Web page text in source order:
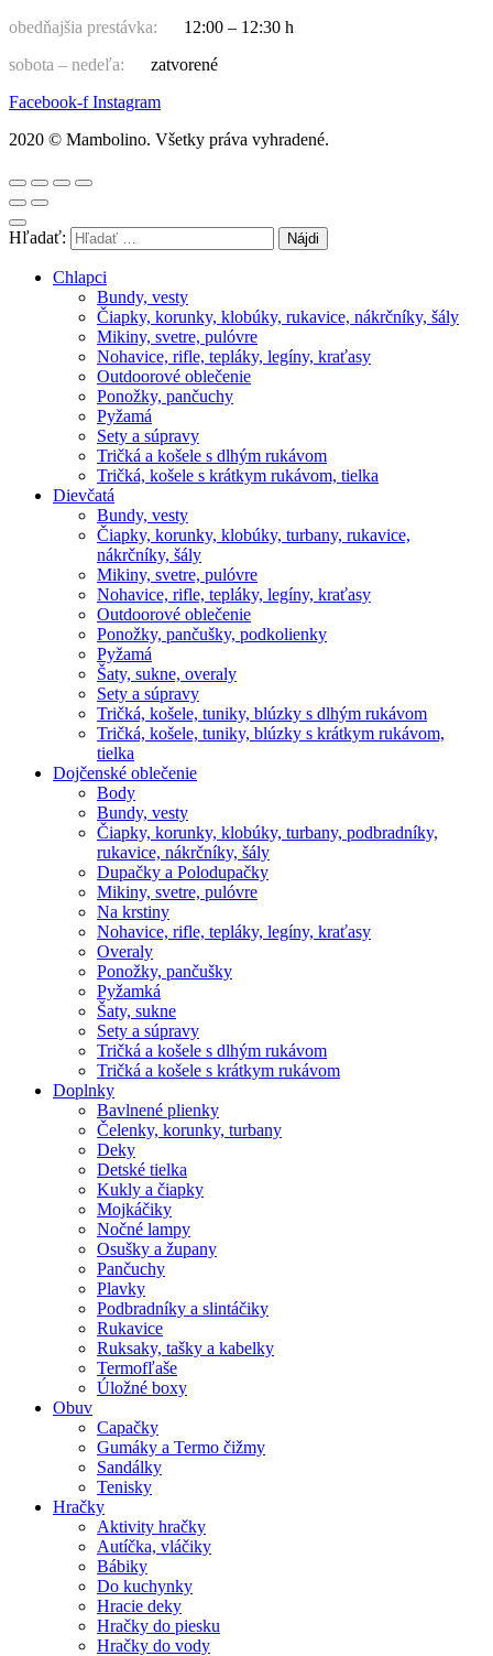
obedňajšia prestávka:
12:00 – 12:30 h
sobota – nedeľa:
zatvorené
Facebook-f Instagram
2020 © Mambolino. Všetky práva vyhradené.
Hľadať:
Chlapci
Bundy, vesty
Čiapky, korunky, klobúky, rukavice, nákrčníky, šály
Mikiny, svetre, pulóvre
Nohavice, rifle, tepláky, legíny, kraťasy
Outdoorové oblečenie
Ponožky, pančuchy
Pyžamá
Sety a súpravy
Tričká a košele s dlhým rukávom
Tričká, košele s krátkym rukávom, tielka
Dievčatá
Bundy, vesty
Čiapky, korunky, klobúky, turbany, rukavice,
nákrčníky, šály
Mikiny, svetre, pulóvre
Nohavice, rifle, tepláky, legíny, kraťasy
Outdoorové oblečenie
Ponožky, pančušky, podkolienky
Pyžamá
Šaty, sukne, overaly
Sety a súpravy
Tričká, košele, tuniky, blúzky s dlhým rukávom
Tričká, košele, tuniky, blúzky s krátkym rukávom,
tielka
Dojčenské oblečenie
Body
Bundy, vesty
Čiapky, korunky, klobúky, turbany, podbradníky,
rukavice, nákrčníky, šály
Dupačky a Polodupačky
Mikiny, svetre, pulóvre
Na krstiny
Nohavice, rifle, tepláky, legíny, kraťasy
Overaly
Ponožky, pančušky
Pyžamká
Šaty, sukne
Sety a súpravy
Tričká a košele s dlhým rukávom
Tričká a košele s krátkym rukávom
Doplnky
Bavlnené plienky
Čelenky, korunky, turbany
Deky
Detské tielka
Kukly a čiapky
Mojkáčiky
Nočné lampy
Osušky a župany
Pančuchy
Plavky
Podbradníky a slintáčiky
Rukavice
Ruksaky, tašky a kabelky
Termofľaše
Úložné boxy
Obuv
Capačky
Gumáky a Termo čižmy
Sandálky
Tenisky
Hračky
Aktivity hračky
Autíčka, vláčiky
Bábiky
Do kuchynky
Hracie deky
Hračky do piesku
Hračky do vody